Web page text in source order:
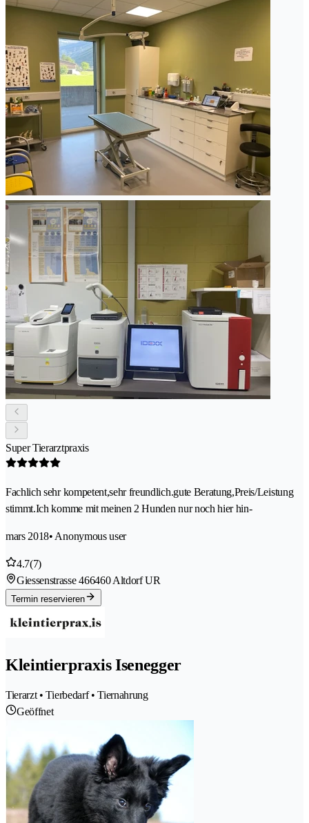
Super Tierarztpraxis
Fachlich sehr kompetent,sehr freundlich.gute Beratung,Preis/Leistung
stimmt.Ich komme mit meinen 2 Hunden nur noch hier hin-
mars 2018• Anonymous user
4.7(7)
Giessenstrasse 466460 Altdorf UR
Termin reservieren
Kleintierpraxis Isenegger
Tierarzt • Tierbedarf • Tiernahrung
Geöffnet